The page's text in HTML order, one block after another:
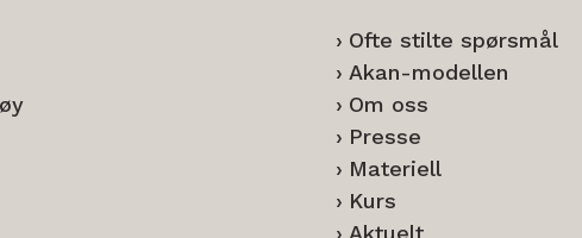
Ofte stilte spørsmål
Akan-modellen
Om oss
Presse
Materiell
Kurs